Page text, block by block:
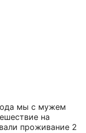
мы с мужем
на
проживание 2